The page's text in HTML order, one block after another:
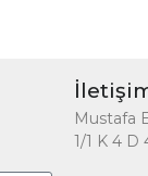
Mustafa
1/1 K 4 D